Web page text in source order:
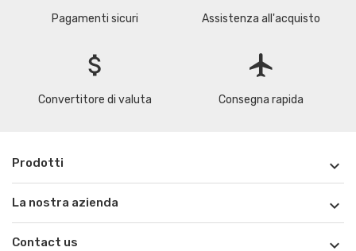
Pagamenti sicuri Assistenza all'acquisto
attach_money
Convertitore di valuta
flight
Consegna rapida
Prodotti 
La nostra azienda 
Contact us 